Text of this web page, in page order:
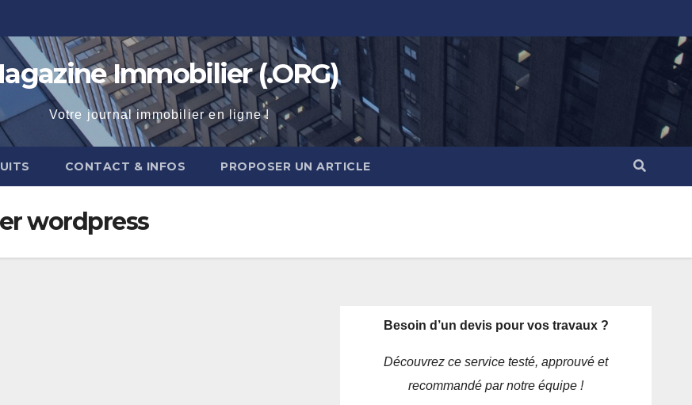
Immobilier (.ORG)
Votre journal immobilier en ligne !
CONTACT & INFOS PROPOSER UN ARTICLE
wordpress
Besoin d’un devis pour vos travaux ?
Découvrez ce service testé, approuvé et
recommandé par notre équipe !